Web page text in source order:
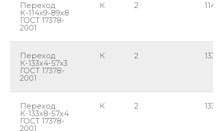
Переход
К-114х9-89х8
ГОСТ 17378-
2001
К 2 114
Переход
К-133х4-57х3
ГОСТ 17378-
2001
К 2 133
Переход
К-133х8-57х4
ГОСТ 17378-
2001
К 2 133